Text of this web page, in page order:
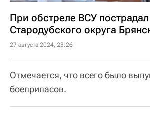
При обстреле ВСУ пострадал
Стародубского округа
27 августа 2024, 23:26
Отмечается, что всего было
боеприпасов.